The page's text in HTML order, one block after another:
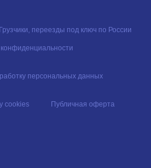
переезды под ключ по России
персональных данных
cookies Публичная оферта